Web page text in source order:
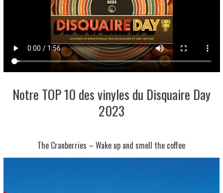
Notre TOP 10 des vinyles du Disquaire Day
2023
The Cranberries – Wake up and smell the coffee